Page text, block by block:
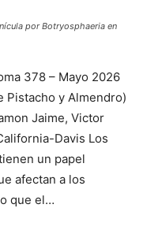
por Botryosphaeria en
378 – Mayo 2026
Pistacho y Almendro)
Jaime, Victor
Davis Los
un papel
afectan a los
que el…